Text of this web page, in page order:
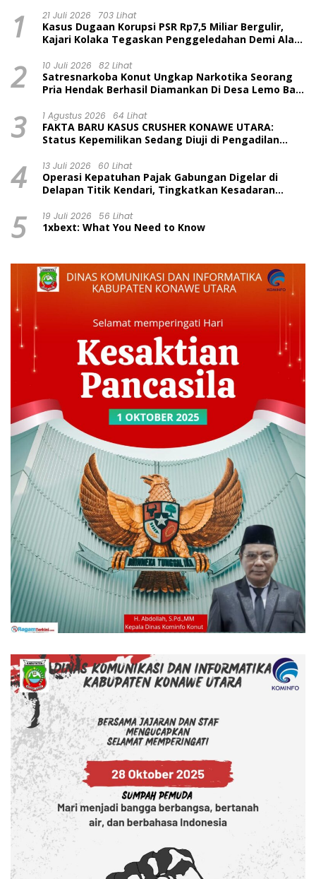
1 21 Juli 2026 703 Lihat
Kasus Dugaan Korupsi PSR Rp7,5 Miliar Bergulir,
Kajari Kolaka Tegaskan Penggeledahan Demi Alat
2 10 Juli 2026 82 Lihat
Satresnarkoba Konut Ungkap Narkotika Seorang
Pria Hendak Berhasil Diamankan Di Desa Lemo Bajo
3 1 Agustus 2026 64 Lihat
FAKTA BARU KASUS CRUSHER KONAWE UTARA:
Status Kepemilikan Sedang Diuji di Pengadilan
Dinilai Prematur
4 13 Juli 2026 60 Lihat
Operasi Kepatuhan Pajak Gabungan Digelar di
Delapan Titik Kendari, Tingkatkan Kesadaran
5 19 Juli 2026 56 Lihat
1xbext: What You Need to Know